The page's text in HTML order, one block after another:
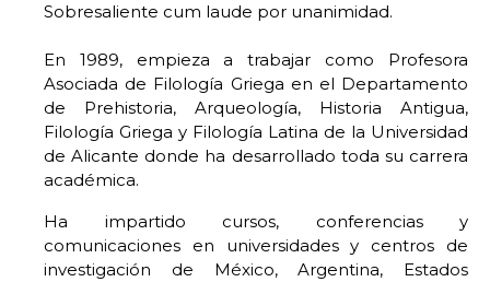
Sobresaliente cum laude por unanimidad.
En 1989, empieza a trabajar como Profesora
Asociada de Filología Griega en el Departamento
de Prehistoria, Arqueología, Historia Antigua,
Filología Griega y Filología Latina de la Universidad
de Alicante donde ha desarrollado toda su carrera
académica.
Ha impartido cursos, conferencias y
comunicaciones en universidades y centros de
investigación de México, Argentina, Estados